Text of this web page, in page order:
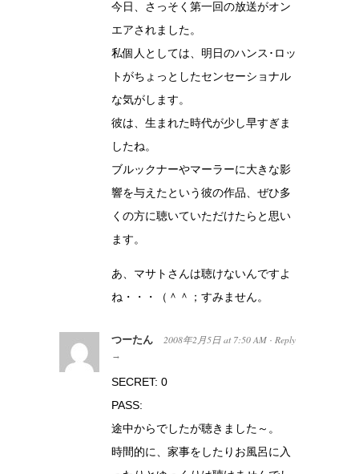
今日、さっそく第一回の放送がオン
エアされました。
私個人としては、明日のハンス･ロッ
トがちょっとしたセンセーショナル
な気がします。
彼は、生まれた時代が少し早すぎま
したね。
ブルックナーやマーラーに大きな影
響を与えたという彼の作品、ぜひ多
くの方に聴いていただけたらと思い
ます。
あ、マサトさんは聴けないんですよ
ね・・・（＾＾；すみません。
つーたん 2008年2月5日 at 7:50 AM · Reply
→
SECRET: 0
PASS:
途中からでしたが聴きました～。
時間的に、家事をしたりお風呂に入